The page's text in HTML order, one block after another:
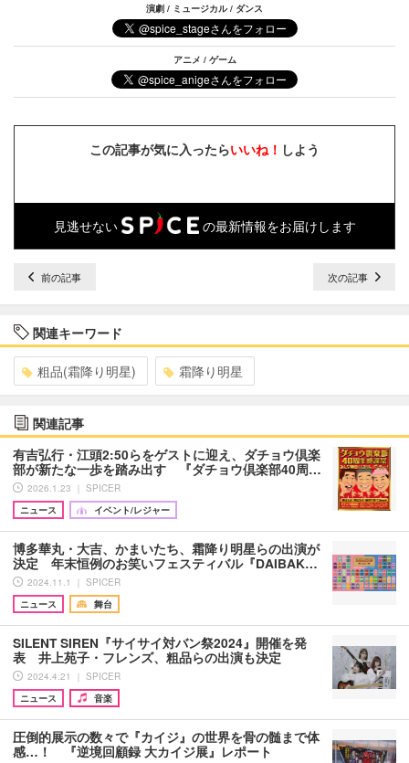
演劇 / ミュージカル / ダンス
アニメ / ゲーム
この記事が気に入ったらいいね！ しよう
見逃せない の最新情報をお届けします
前の記事 次の記事
関連キーワード
粗品(霜降り明星) 霜降り明星
関連記事
有吉弘行・江頭2:50らをゲストに迎え、ダチョウ倶楽
部が新たな一歩を踏み出す 『ダチョウ倶楽部40周…
2026.1.23 ｜ SPICER
ニュース
イベント/レジャー
博多華丸・大吉、かまいたち、霜降り明星らの出演が
決定 年末恒例のお笑いフェスティバル『DAIBAK…
2024.11.1 ｜ SPICER
ニュース
舞台
SILENT SIREN『サイサイ対バン祭2024』開催を発
表 井上苑子・フレンズ、粗品らの出演も決定
2024.4.21 ｜ SPICER
ニュース
音楽
圧倒的展示の数々で『カイジ』の世界を骨の髄まで体
感…！ 『逆境回顧録 大カイジ展』レポート